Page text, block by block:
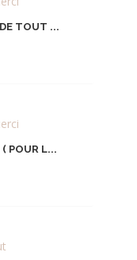
LA
TOUT ...
LA
( POUR L...